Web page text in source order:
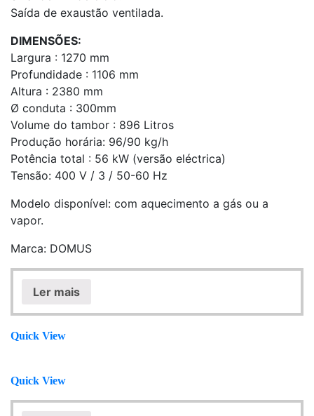
Saída de exaustão ventilada.
DIMENSÕES:
Largura : 1270 mm
Profundidade : 1106 mm
Altura : 2380 mm
Ø conduta : 300mm
Volume do tambor : 896 Litros
Produção horária: 96/90 kg/h
Potência total : 56 kW (versão eléctrica)
Tensão: 400 V / 3 / 50-60 Hz
Modelo disponível: com aquecimento a gás ou a
vapor.
Marca: DOMUS
Ler mais
Quick View
Quick View